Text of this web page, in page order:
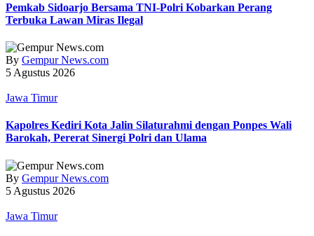
Pemkab Sidoarjo Bersama TNI-Polri Kobarkan Perang
Terbuka Lawan Miras Ilegal
By Gempur News.com
5 Agustus 2026
Jawa Timur
Kapolres Kediri Kota Jalin Silaturahmi dengan Ponpes Wali
Barokah, Pererat Sinergi Polri dan Ulama
By Gempur News.com
5 Agustus 2026
Jawa Timur